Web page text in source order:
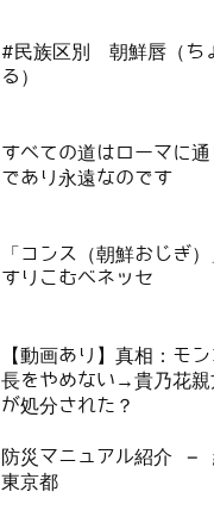
#民族区別 朝鮮唇（ち
る）
すべての道はローマに
であり永遠なのです
「コンス（朝鮮おじぎ
すりこむベネッセ
【動画あり】真相：モ
長をやめない→貴乃花
が処分された？
防災マニュアル紹介 –
東京都